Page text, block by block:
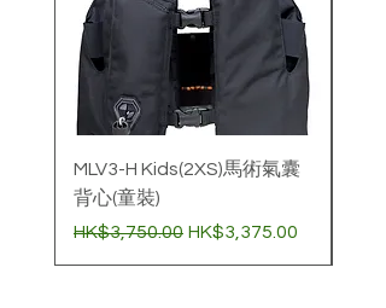
款收據一併退回
請把退回產品妥善包裝並退回 : 香港
葵涌永業街21-27號永業工業大廈
14樓A2室
退貨運費須由顧客承擔, 請勿使用無
法追蹤的快遞方式退貨
MLV3-H Kids(2XS)馬術氣囊
背心(童裝)
一般價格
HK$3,750.00 促銷價格
HK$3,375.00